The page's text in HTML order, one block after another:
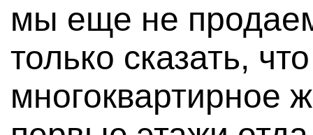
мы еще не
только сказать,
многоквартирное